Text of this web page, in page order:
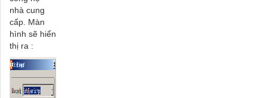
nhà cung
cấp. Màn
hình sẽ hiển
thị ra :